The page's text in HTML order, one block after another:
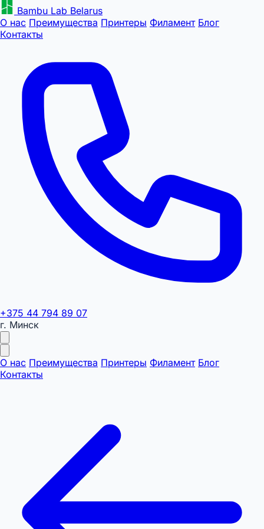
Bambu Lab Belarus
О нас Преимущества Принтеры Филамент Блог
Контакты
+375 44 794 89 07
г. Минск
О нас Преимущества Принтеры Филамент Блог
Контакты